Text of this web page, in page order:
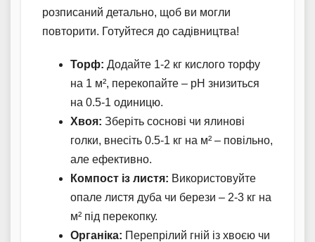
розписаний детально, щоб ви могли
повторити. Готуйтеся до садівництва!
Торф: Додайте 1-2 кг кислого торфу
на 1 м², перекопайте – pH знизиться
на 0.5-1 одиницю.
Хвоя: Зберіть соснові чи ялинові
голки, внесіть 0.5-1 кг на м² – повільно,
але ефективно.
Компост із листя: Використовуйте
опале листя дуба чи берези – 2-3 кг на
м² під перекопку.
Органіка: Перепрілий гній із хвоєю чи